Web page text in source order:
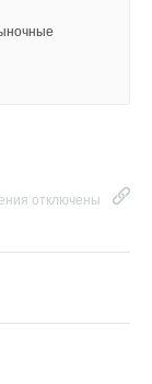
отключены